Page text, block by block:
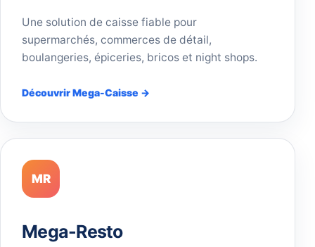
Une solution de caisse fiable pour
supermarchés, commerces de détail,
boulangeries, épiceries, bricos et night shops.
Découvrir Mega-Caisse →
MR
Mega-Resto